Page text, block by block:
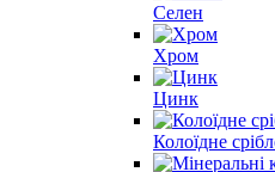
Селен
Хром
Цинк
Колоїдне